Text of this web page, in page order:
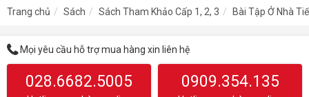
Trang chủ Sách Sách Tham Khảo Cấp 1, 2, 3 Bài Tập Ở Nhà
Mọi yêu cầu hỗ trợ mua hàng xin liên hệ
028.6682.5005 0909.354.135